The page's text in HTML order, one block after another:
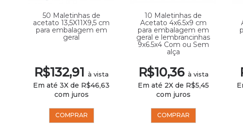
50 Maletinhas de
acetato 13,5X11X9,5 cm
para embalagem em
geral
R$132,91 à vista
Em até 3X de R$46,63
com juros
COMPRAR
10 Maletinhas de
Acetato 4x6.5x9 cm
para embalagem em
geral e lembrancinhas
9x6.5x4 Com ou Sem
alça
R$10,36 à vista
Em até 2X de R$5,45
com juros
COMPRAR